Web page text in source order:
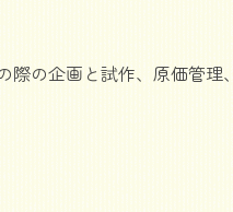
の企画と試作、原価管理、